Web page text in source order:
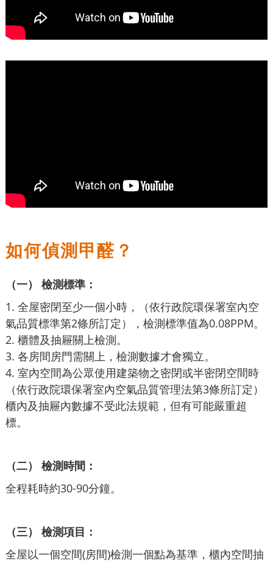
如何偵測甲醛？
（一） 檢測標準：
1. 全屋密閉至少一個小時，（依行政院環保署室內空
氣品質標準第2條所訂定），檢測標準值為0.08PPM。
2. 櫃體及抽屜關上檢測。
3. 各房間房門需關上，檢測數據才會獨立。
4. 室內空間為公眾使用建築物之密閉或半密閉空間時
（依行政院環保署室內空氣品質管理法第3條所訂定）
櫃內及抽屜內數據不受此法規範，但有可能嚴重超
標。
（二） 檢測時間：
全程耗時約30-90分鐘。
（三） 檢測項目：
全屋以一個空間(房間)檢測一個點為基準，櫃內空間抽